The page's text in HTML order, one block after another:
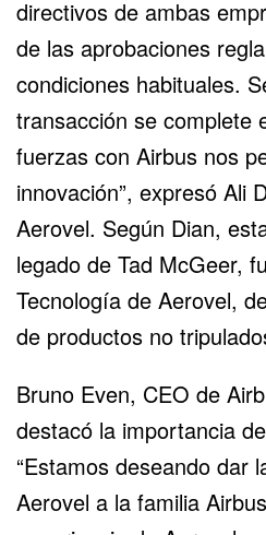
directivos de ambas
de las aprobaciones
condiciones habituales.
transacción se complete
fuerzas con Airbus nos
innovación”, expresó Ali
Aerovel. Según Dian,
legado de Tad McGeer,
Tecnología de Aerovel,
de productos no
Bruno Even, CEO de
destacó la importancia
“Estamos deseando dar
Aerovel a la familia